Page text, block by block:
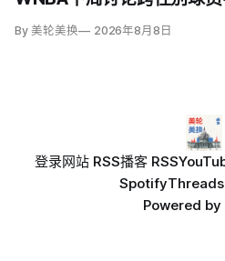
By 美轮美换 2026年8月8日
登录网站 RSS播客 RSS
SpotifyThreads
Powered by